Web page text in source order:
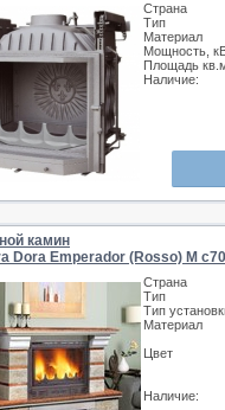
Страна
Тип
Материал
Мощность,
Площадь
Наличие:
камин
Dora Emperador (Rosso) М
Страна
Тип
Тип
Материал
Цвет
Наличие: